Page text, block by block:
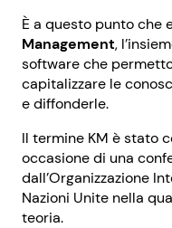
È a questo punto che
Management,
software che
capitalizzare le
e diffonderle.
Il termine KM è stato
occasione di una
dall’Organizzazione
Nazioni Unite nella
teoria.